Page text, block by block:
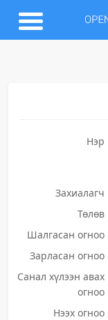
Нэр
Захиалагч
Төлөв
Шалгасан огноо
Зарласан огноо
Санал хүлээн авах
огноо
Нээх огноо